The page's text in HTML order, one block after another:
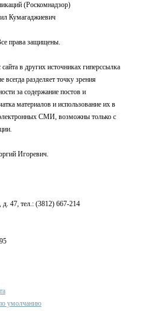
(Роскомнадзор)
Кумагаджиевич
права защищены.
в других источниках гиперссылка
всегда разделяет точку зрения
за содержание постов и
материалов и использование их в
СМИ, возможны только с
Игоревич.
47, тел.: (3812) 667-214
умолчанию